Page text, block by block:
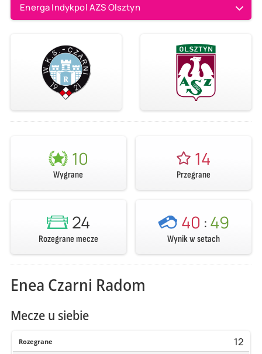
Energa Indykpol AZS Olsztyn
10
Wygrane
14
Przegrane
24
Rozegrane mecze
40 :49
Wynik w setach
Enea Czarni Radom
Mecze u siebie
Rozegrane 12